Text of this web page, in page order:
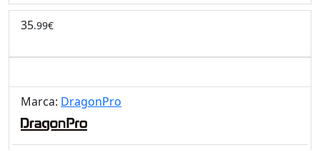
35.99€
Marca: DragonPro